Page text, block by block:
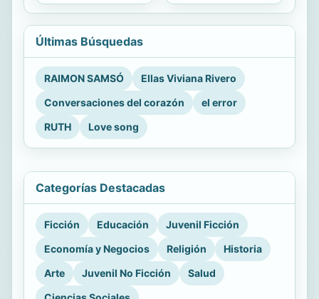
Últimas Búsquedas
RAIMON SAMSÓ
Ellas Viviana Rivero
Conversaciones del corazón
el error
RUTH
Love song
Categorías Destacadas
Ficción Educación
Juvenil Ficción
Economía y Negocios
Religión
Historia
Arte
Juvenil No Ficción
Salud